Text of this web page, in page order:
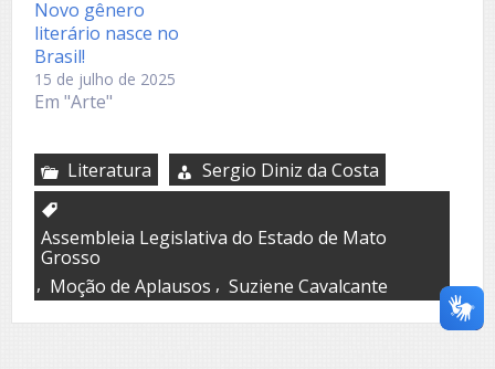
Novo gênero
literário nasce no
Brasil!
15 de julho de 2025
Em "Arte"
Literatura Sergio Diniz da Costa
Assembleia Legislativa do Estado de Mato
Grosso
, Moção de Aplausos , Suziene Cavalcante